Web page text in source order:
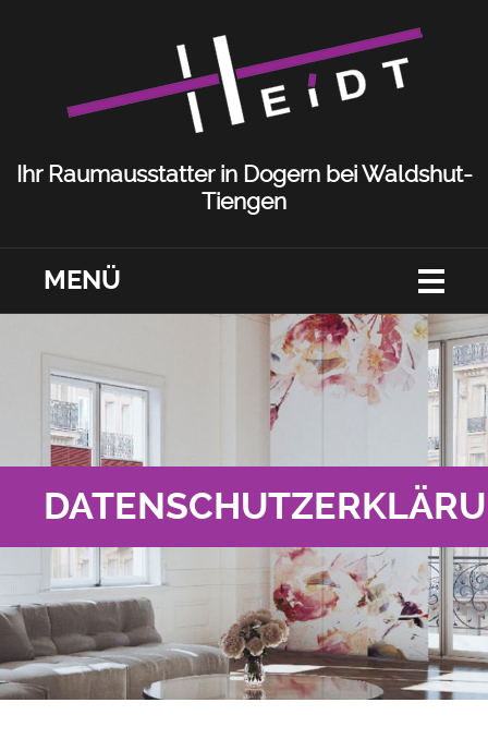
Ihr Raumausstatter in Dogern bei Waldshut-
Tiengen
MENÜ